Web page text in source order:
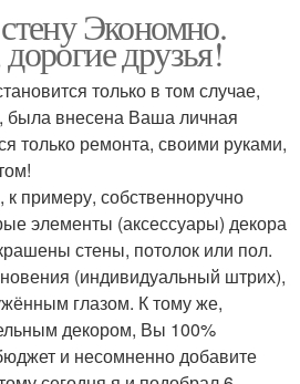
Экономно.
друзья!
только в том случае,
была внесена Ваша личная
только ремонта, своими руками,
к примеру, собственноручно
элементы (аксессуары) декора
стены, потолок или пол.
(индивидуальный штрих),
глазом. К тому же,
декором, Вы 100%
и несомненно добавите